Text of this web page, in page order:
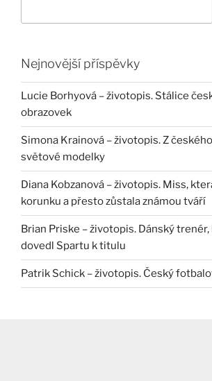
Nejnovější příspěvky
Lucie Borhyová – životopis. Stálice
obrazovek
Simona Krainová – životopis. Z
světové modelky
Diana Kobzanová – životopis. Miss,
korunku a přesto zůstala známou tváří
Brian Priske – životopis. Dánský
dovedl Spartu k titulu
Patrik Schick – životopis. Český